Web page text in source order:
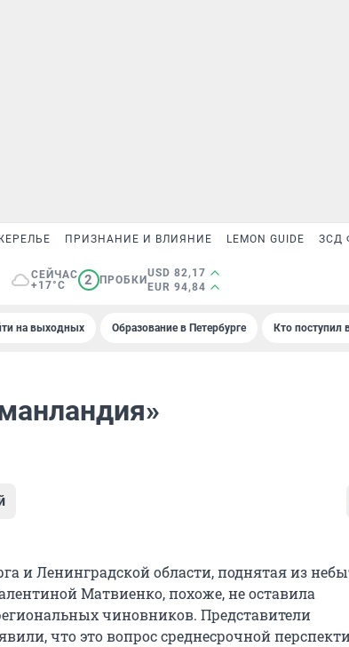
ПРИЗНАНИЕ И ВЛИЯНИЕ LEMON GUIDE ЗСД
СЕЙЧАС
+17°C
2 ПРОБКИ
USD 82,17
EUR 94,84
на выходных Образование в Петербурге Кто поступил
и Ленинградской области, поднятая из
Матвиенко, похоже, не оставила
чиновников. Представители
что это вопрос среднесрочной